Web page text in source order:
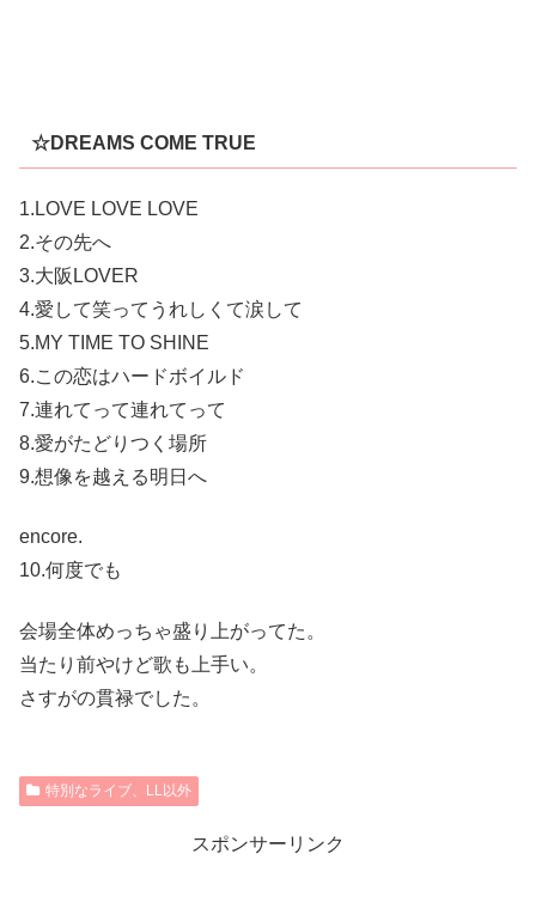
☆DREAMS COME TRUE
1.LOVE LOVE LOVE
2.その先へ
3.大阪LOVER
4.愛して笑ってうれしくて涙して
5.MY TIME TO SHINE
6.この恋はハードボイルド
7.連れてって連れてって
8.愛がたどりつく場所
9.想像を越える明日へ
encore.
10.何度でも
会場全体めっちゃ盛り上がってた。
当たり前やけど歌も上手い。
さすがの貫禄でした。
特別なライブ、LL以外
スポンサーリンク